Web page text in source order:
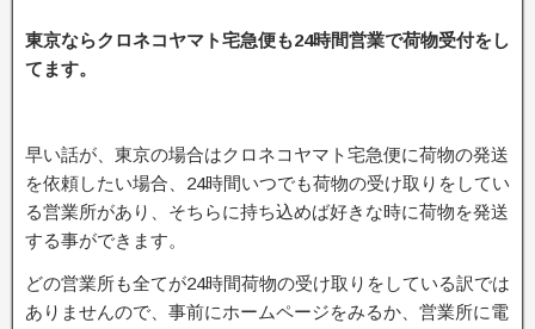
東京ならクロネコヤマト宅急便も24時間営業で荷物受付をし
てます。
早い話が、東京の場合はクロネコヤマト宅急便に荷物の発送
を依頼したい場合、24時間いつでも荷物の受け取りをしてい
る営業所があり、そちらに持ち込めば好きな時に荷物を発送
する事ができます。
どの営業所も全てが24時間荷物の受け取りをしている訳では
ありませんので、事前にホームページをみるか、営業所に電